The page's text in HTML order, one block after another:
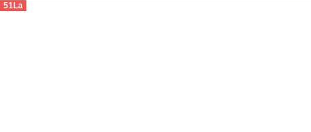
51La